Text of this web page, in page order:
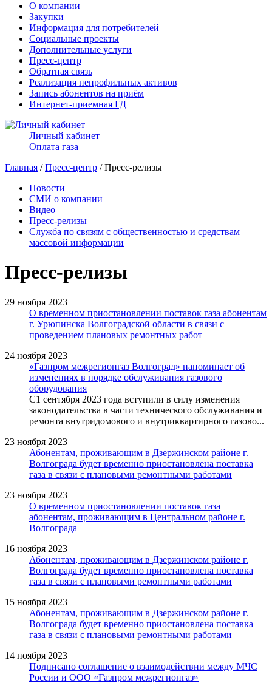
О компании
Закупки
Информация для потребителей
Социальные проекты
Дополнительные услуги
Пресс-центр
Обратная связь
Реализация непрофильных активов
Запись абонентов на приём
Интернет-приемная ГД
Личный кабинет
Оплата газа
Главная /Пресс-центр / Пресс-релизы
Новости
СМИ о компании
Видео
Пресс-релизы
Служба по связям с общественностью и средствам
массовой информации
Пресс-релизы
29 ноября 2023
О временном приостановлении поставок газа абонентам
г. Урюпинска Волгоградской области в связи с
проведением плановых ремонтных работ
24 ноября 2023
«Газпром межрегионгаз Волгоград» напоминает об
изменениях в порядке обслуживания газового
оборудования
С1 сентября 2023 года вступили в силу изменения
законодательства в части технического обслуживания и
ремонта внутридомового и внутриквартирного газово...
23 ноября 2023
Абонентам, проживающим в Дзержинском районе г.
Волгограда будет временно приостановлена поставка
газа в связи с плановыми ремонтными работами
23 ноября 2023
О временном приостановлении поставок газа
абонентам, проживающим в Центральном районе г.
Волгограда
16 ноября 2023
Абонентам, проживающим в Дзержинском районе г.
Волгограда будет временно приостановлена поставка
газа в связи с плановыми ремонтными работами
15 ноября 2023
Абонентам, проживающим в Дзержинском районе г.
Волгограда будет временно приостановлена поставка
газа в связи с плановыми ремонтными работами
14 ноября 2023
Подписано соглашение о взаимодействии между МЧС
России и ООО «Газпром межрегионгаз»